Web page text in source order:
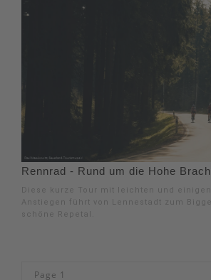
Rennrad - Rund um die Hohe
Diese kurze Tour mit leichten und
Anstiegen führt von Lennestadt zum
schöne Repetal.